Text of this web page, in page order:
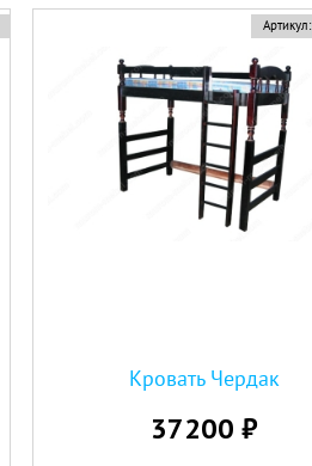
Артикул:
Кровать Чердак
37200 ₽